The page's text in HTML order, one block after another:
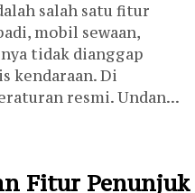
salah satu fitur
mobil sewaan,
tidak dianggap
kendaraan. Di
resmi. Undan...
Fitur Penunjuk